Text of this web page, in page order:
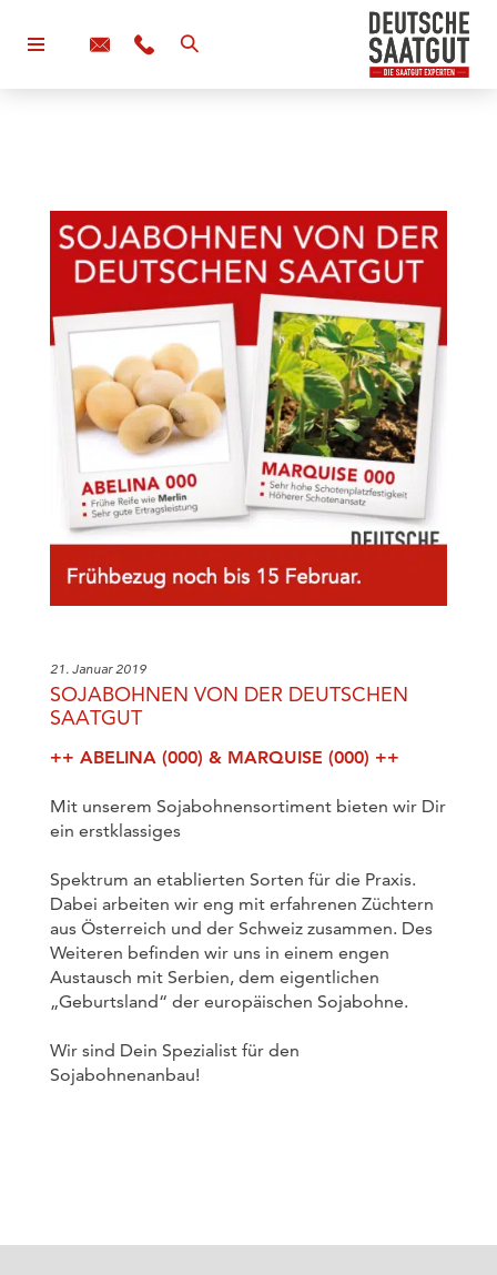
21. Januar 2019
SOJABOHNEN VON DER DEUTSCHEN
SAATGUT
++ ABELINA (000) & MARQUISE (000) ++
Mit unserem Sojabohnensortiment bieten wir Dir
ein erstklassiges
Spektrum an etablierten Sorten für die Praxis.
Dabei arbeiten wir eng mit erfahrenen Züchtern
aus Österreich und der Schweiz zusammen. Des
Weiteren befinden wir uns in einem engen
Austausch mit Serbien, dem eigentlichen
„Geburtsland“ der europäischen Sojabohne.
Wir sind Dein Spezialist für den
Sojabohnenanbau!